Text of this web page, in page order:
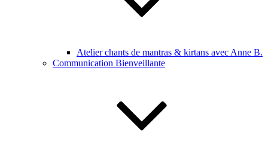
Atelier chants de mantras & kirtans avec Anne B.
Communication Bienveillante